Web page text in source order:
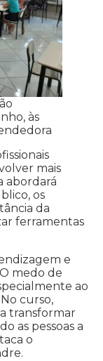
às
mais
abordará
os
da
ferramentas
e
medo de
ao
curso,
transformar
as pessoas a
o